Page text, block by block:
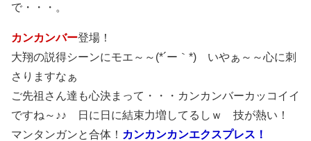
で・・・。
カンカンバー登場！
大翔の説得シーンにモエ～～(*´ー｀*) いやぁ～～心に刺
さりますなぁ
ご先祖さん達も心決まって・・・カンカンバーカッコイイ
ですね～♪♪ 日に日に結束力増してるしｗ 技が熱い！
マンタンガンと合体！ カンカンカンエクスプレス！